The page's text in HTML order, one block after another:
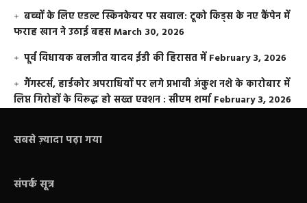
बच्चों के लिए एडल्ट स्किनकेयर पर सवाल: टूको किड्स के नए कैंपेन में
फराह खान ने उठाई बहसMarch 30, 2026
पूर्व विधायक बलजीत यादव ईडी की हिरासत में February 3, 2026
गैंगस्टर्स, हार्डकोर अपराधियों पर लगे प्रभावी अंकुश नशे के कारोबार में
लिप्त गिरोहों के विरूद्ध हो सख्त एक्शन : सीएम शर्मा February 3, 2026
सबसे ज़्यादा पढ़ा गया
संपर्क सूत्र